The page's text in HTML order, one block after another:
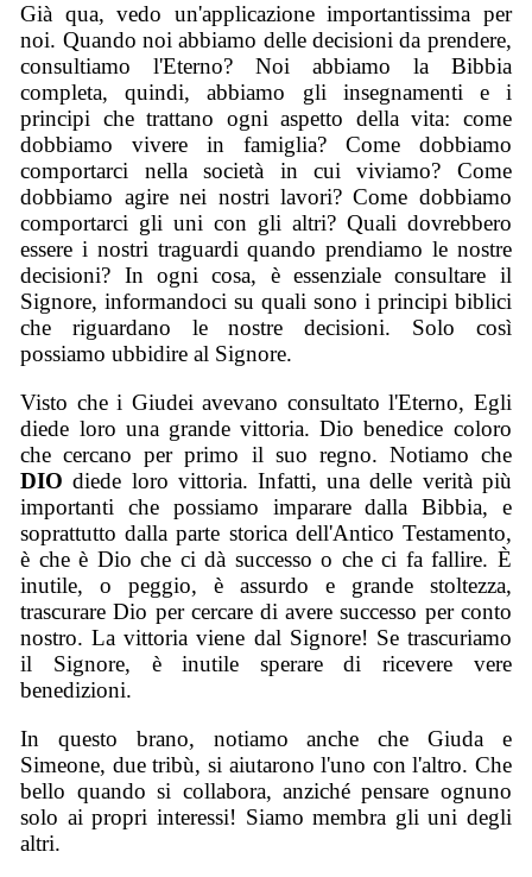
Già qua, vedo un'applicazione importantissima per
noi. Quando noi abbiamo delle decisioni da prendere,
consultiamo l'Eterno? Noi abbiamo la Bibbia
completa, quindi, abbiamo gli insegnamenti e i
principi che trattano ogni aspetto della vita: come
dobbiamo vivere in famiglia? Come dobbiamo
comportarci nella società in cui viviamo? Come
dobbiamo agire nei nostri lavori? Come dobbiamo
comportarci gli uni con gli altri? Quali dovrebbero
essere i nostri traguardi quando prendiamo le nostre
decisioni? In ogni cosa, è essenziale consultare il
Signore, informandoci su quali sono i principi biblici
che riguardano le nostre decisioni. Solo così
possiamo ubbidire al Signore.
Visto che i Giudei avevano consultato l'Eterno, Egli
diede loro una grande vittoria. Dio benedice coloro
che cercano per primo il suo regno. Notiamo che
DIO diede loro vittoria. Infatti, una delle verità più
importanti che possiamo imparare dalla Bibbia, e
soprattutto dalla parte storica dell'Antico Testamento,
è che è Dio che ci dà successo o che ci fa fallire. È
inutile, o peggio, è assurdo e grande stoltezza,
trascurare Dio per cercare di avere successo per conto
nostro. La vittoria viene dal Signore! Se trascuriamo
il Signore, è inutile sperare di ricevere vere
benedizioni.
In questo brano, notiamo anche che Giuda e
Simeone, due tribù, si aiutarono l'uno con l'altro. Che
bello quando si collabora, anziché pensare ognuno
solo ai propri interessi! Siamo membra gli uni degli
altri.